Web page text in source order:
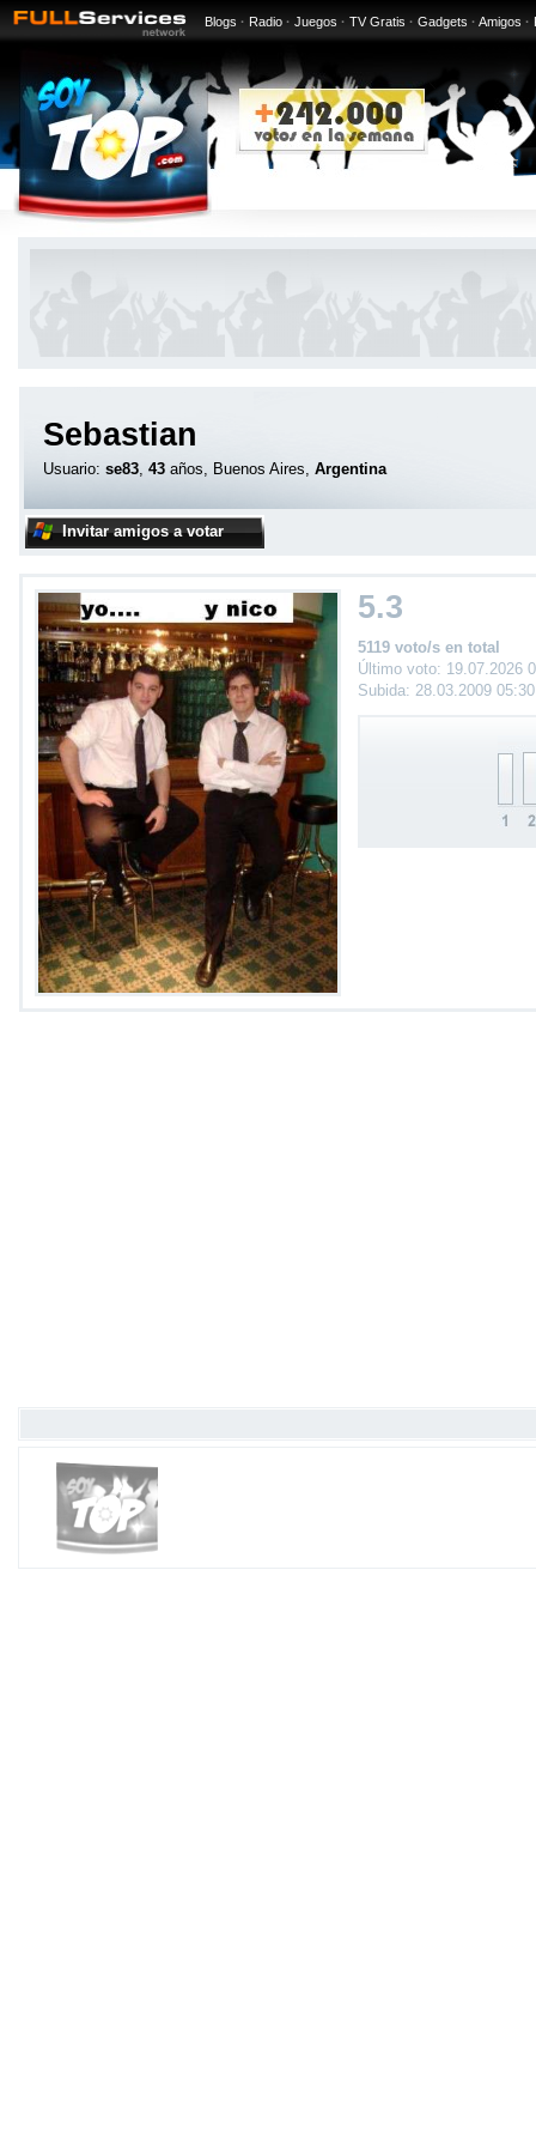
Blogs · Radio · Juegos · TV Gratis · Gadgets · Amigos ·
Sebastian
Usuario: se83, 43 años, Buenos Aires, Argentina
Invitar amigos a votar
5.3
5119 voto/s en total
Último voto: 19.07.2026
Subida: 28.03.2009